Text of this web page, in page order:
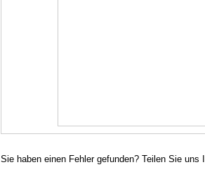
Sie haben einen Fehler gefunden? Teilen Sie